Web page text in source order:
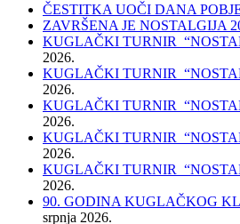
ČESTITKA UOČI DANA
ZAVRŠENA JE NOSTALGIJA
KUGLAČKI TURNIR
2026.
KUGLAČKI TURNIR
2026.
KUGLAČKI TURNIR
2026.
KUGLAČKI TURNIR
2026.
KUGLAČKI TURNIR
2026.
90. GODINA KUGLAČKOG
srpnja 2026.